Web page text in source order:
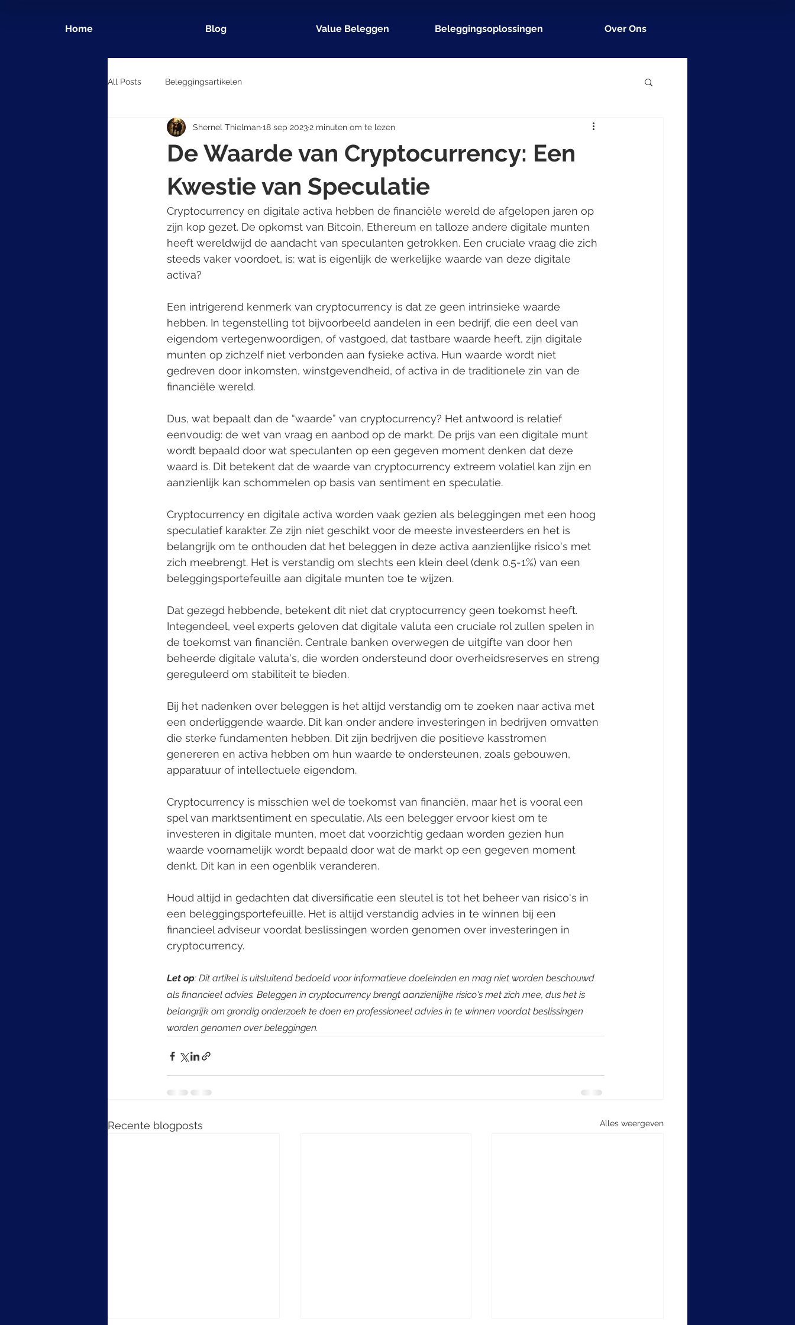
Home Blog Value Beleggen Beleggingsoplossingen Over Ons
All Posts Beleggingsartikelen
De Waarde van Cryptocurrency: Een
Kwestie van Speculatie
Shernel Thielman18 sep 20232 minuten om te lezen
Cryptocurrency en digitale activa hebben de financiële wereld de afgelopen jaren op
zijn kop gezet. De opkomst van Bitcoin, Ethereum en talloze andere digitale munten
heeft wereldwijd de aandacht van speculanten getrokken. Een cruciale vraag die zich
steeds vaker voordoet, is: wat is eigenlijk de werkelijke waarde van deze digitale
activa?
Een intrigerend kenmerk van cryptocurrency is dat ze geen intrinsieke waarde
hebben. In tegenstelling tot bijvoorbeeld aandelen in een bedrijf, die een deel van
eigendom vertegenwoordigen, of vastgoed, dat tastbare waarde heeft, zijn digitale
munten op zichzelf niet verbonden aan fysieke activa. Hun waarde wordt niet
gedreven door inkomsten, winstgevendheid, of activa in de traditionele zin van de
financiële wereld.
Dus, wat bepaalt dan de “waarde” van cryptocurrency? Het antwoord is relatief
eenvoudig: de wet van vraag en aanbod op de markt. De prijs van een digitale munt
wordt bepaald door wat speculanten op een gegeven moment denken dat deze
waard is. Dit betekent dat de waarde van cryptocurrency extreem volatiel kan zijn en
aanzienlijk kan schommelen op basis van sentiment en speculatie.
Cryptocurrency en digitale activa worden vaak gezien als beleggingen met een hoog
speculatief karakter. Ze zijn niet geschikt voor de meeste investeerders en het is
belangrijk om te onthouden dat het beleggen in deze activa aanzienlijke risico's met
zich meebrengt. Het is verstandig om slechts een klein deel (denk 0.5-1%) van een
beleggingsportefeuille aan digitale munten toe te wijzen.
Dat gezegd hebbende, betekent dit niet dat cryptocurrency geen toekomst heeft.
Integendeel, veel experts geloven dat digitale valuta een cruciale rol zullen spelen in
de toekomst van financiën. Centrale banken overwegen de uitgifte van door hen
beheerde digitale valuta's, die worden ondersteund door overheidsreserves en streng
gereguleerd om stabiliteit te bieden.
Bij het nadenken over beleggen is het altijd verstandig om te zoeken naar activa met
een onderliggende waarde. Dit kan onder andere investeringen in bedrijven omvatten
die sterke fundamenten hebben. Dit zijn bedrijven die positieve kasstromen
genereren en activa hebben om hun waarde te ondersteunen, zoals gebouwen,
apparatuur of intellectuele eigendom.
Cryptocurrency is misschien wel de toekomst van financiën, maar het is vooral een
spel van marktsentiment en speculatie. Als een belegger ervoor kiest om te
investeren in digitale munten, moet dat voorzichtig gedaan worden gezien hun
waarde voornamelijk wordt bepaald door wat de markt op een gegeven moment
denkt. Dit kan in een ogenblik veranderen.
Houd altijd in gedachten dat diversificatie een sleutel is tot het beheer van risico's in
een beleggingsportefeuille. Het is altijd verstandig advies in te winnen bij een
financieel adviseur voordat beslissingen worden genomen over investeringen in
cryptocurrency.
Let op: Dit artikel is uitsluitend bedoeld voor informatieve doeleinden en mag niet worden beschouwd
als financieel advies. Beleggen in cryptocurrency brengt aanzienlijke risico's met zich mee, dus het is
belangrijk om grondig onderzoek te doen en professioneel advies in te winnen voordat beslissingen
worden genomen over beleggingen.
Recente blogposts Alles weergeven